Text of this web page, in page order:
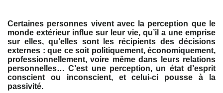
Certaines personnes vivent avec la perception que le
monde extérieur influe sur leur vie, qu’il a une emprise
sur elles, qu’elles sont les récipients des décisions
externes : que ce soit politiquement, économiquement,
professionnellement, voire même dans leurs relations
personnelles… C’est une perception, un état d’esprit
conscient ou inconscient, et celui-ci pousse à la
passivité.